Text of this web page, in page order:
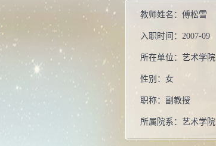
教师姓名： 傅松雪
入职时间： 2007-09
所在单位： 艺术学院
性别： 女
职称： 副教授
所属院系： 艺术学院